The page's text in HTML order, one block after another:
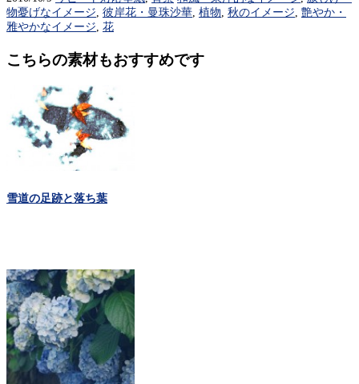
物憂げなイメージ 彼岸花・曼珠沙華 植物 秋のイメージ 艶やか・
雅やかなイメージ 花
こちらの素材もおすすめです
雪道の足跡と落ち葉